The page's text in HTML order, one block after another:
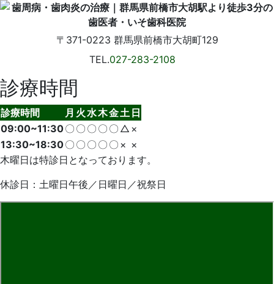
〒371-0223 群馬県前橋市大胡町129
TEL.027-283-2108
診療時間
診療時間 月 火水木金土 日
09:00~11:30〇 〇 〇 〇 〇 △ ×
13:30~18:30〇 〇 〇 〇 〇 × ×
木曜日は特診日となっております。
休診日：土曜日午後／日曜日／祝祭日